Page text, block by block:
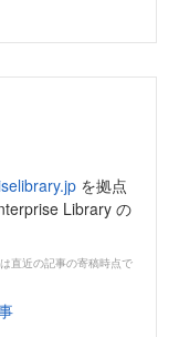
を拠点
Library の
直近の記事の寄稿時点で